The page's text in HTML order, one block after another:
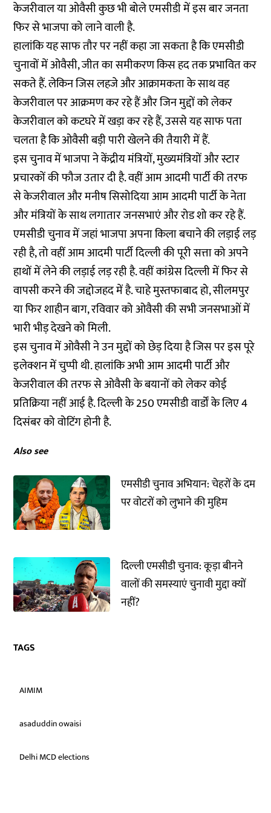
केजरीवाल या ओवैसी कुछ भी बोले एमसीडी में इस बार जनता
फिर से भाजपा को लाने वाली है.
हालांकि यह साफ तौर पर नहीं कहा जा सकता है कि एमसीडी
चुनावों में ओवैसी, जीत का समीकरण किस हद तक प्रभावित कर
सकते हैं. लेकिन जिस लहजे और आक्रामकता के साथ वह
केजरीवाल पर आक्रमण कर रहे हैं और जिन मुद्दों को लेकर
केजरीवाल को कटघरे में खड़ा कर रहे हैं, उससे यह साफ पता
चलता है कि ओवैसी बड़ी पारी खेलने की तैयारी में हैं.
इस चुनाव में भाजपा ने केंद्रीय मंत्रियों, मुख्यमंत्रियों और स्टार
प्रचारकों की फौज उतार दी है. वहीं आम आदमी पार्टी की तरफ
से केजरीवाल और मनीष सिसोदिया आम आदमी पार्टी के नेता
और मंत्रियों के साथ लगातार जनसभाएं और रोड शो कर रहे हैं.
एमसीडी चुनाव में जहां भाजपा अपना किला बचाने की लड़ाई लड़
रही है, तो वहीं आम आदमी पार्टी दिल्ली की पूरी सत्ता को अपने
हाथों में लेने की लड़ाई लड़ रही है. वहीं कांग्रेस दिल्ली में फिर से
वापसी करने की जद्दोजहद में है. चाहे मुस्तफाबाद हो, सीलमपुर
या फिर शाहीन बाग, रविवार को ओवैसी की सभी जनसभाओं में
भारी भीड़ देखने को मिली.
इस चुनाव में ओवैसी ने उन मुद्दों को छेड़ दिया है जिस पर इस पूरे
इलेक्शन में चुप्पी थी. हालांकि अभी आम आदमी पार्टी और
केजरीवाल की तरफ से ओवैसी के बयानों को लेकर कोई
प्रतिक्रिया नहीं आई है. दिल्ली के 250 एमसीडी वार्डों के लिए 4
दिसंबर को वोटिंग होनी है.
Also see
एमसीडी चुनाव अभियान: चेहरों के दम
पर वोटरों को लुभाने की मुहिम
दिल्ली एमसीडी चुनाव: कूड़ा बीनने
वालों की समस्याएं चुनावी मुद्दा क्यों
नहीं?
TAGS
AIMIM
asaduddin owaisi
Delhi MCD elections